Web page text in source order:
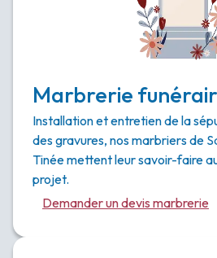
Marbrerie
Installation et entretien de la
des gravures, nos marbriers de
Tinée mettent leur savoir-faire
projet.
Demander un devis marbrerie